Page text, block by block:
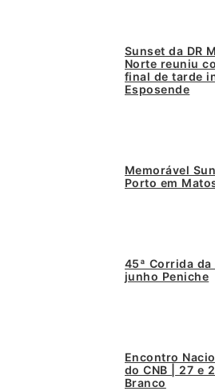
Sunset da DR
Norte reuniu
final de tarde
Esposende
Memorável
Porto em
45ª Corrida
junho Peniche
Encontro
do CNB | 27 e
Branco